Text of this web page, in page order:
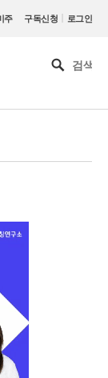
주 구독신청 | 로그인